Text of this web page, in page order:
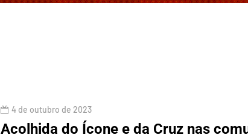
4 de outubro de 2023
Acolhida do Ícone e da Cruz nas